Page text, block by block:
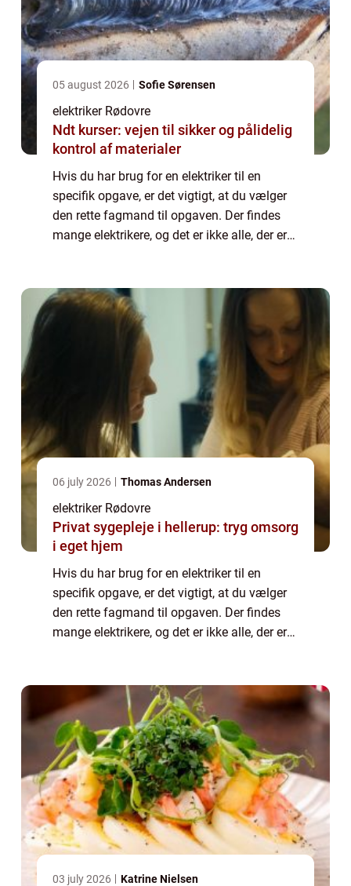
05 august 2026 Sofie Sørensen
elektriker Rødovre
Ndt kurser: vejen til sikker og pålidelig
kontrol af materialer
Hvis du har brug for en elektriker til en
specifik opgave, er det vigtigt, at du vælger
den rette fagmand til opgaven. Der findes
mange elektrikere, og det er ikke alle, der er
06 july 2026 Thomas Andersen
elektriker Rødovre
Privat sygepleje i hellerup: tryg omsorg
i eget hjem
Hvis du har brug for en elektriker til en
specifik opgave, er det vigtigt, at du vælger
den rette fagmand til opgaven. Der findes
mange elektrikere, og det er ikke alle, der er
03 july 2026 Katrine Nielsen